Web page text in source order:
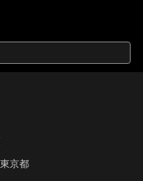
京都